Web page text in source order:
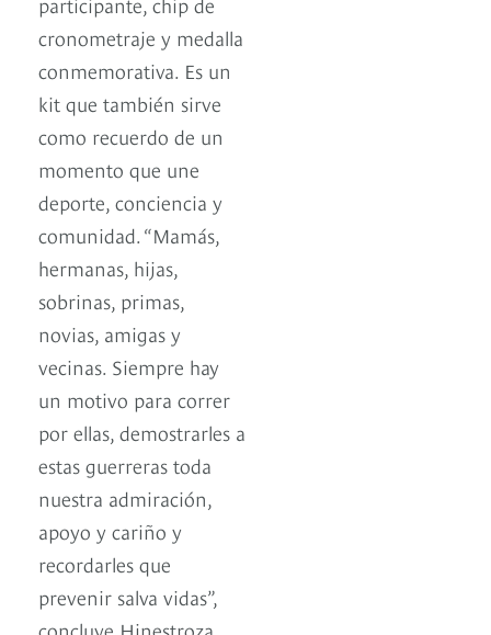
cronometraje y medalla
conmemorativa. Es un
kit que también sirve
como recuerdo de un
momento que une
deporte, conciencia y
comunidad. “Mamás,
hermanas, hijas,
sobrinas, primas,
novias, amigas y
vecinas. Siempre hay
un motivo para correr
por ellas, demostrarles a
estas guerreras toda
nuestra admiración,
apoyo y cariño y
recordarles que
prevenir salva vidas”,
concluye Hinestroza